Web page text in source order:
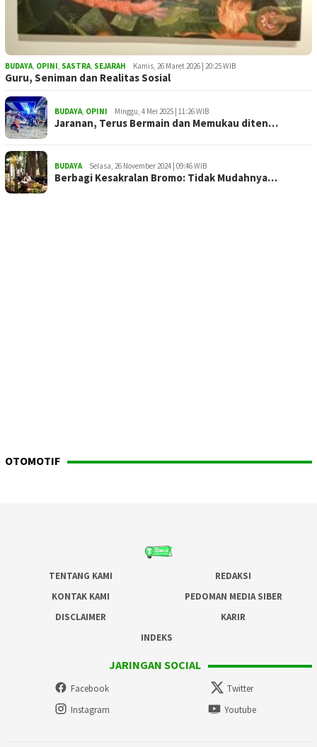
BUDAYA, OPINI, SASTRA, SEJARAH Kamis, 26 Maret 2026 | 20:25 WIB
Guru, Seniman dan Realitas Sosial
BUDAYA, OPINI Minggu, 4 Mei 2025 | 11:26 WIB
Jaranan, Terus Bermain dan Memukau diten…
BUDAYA Selasa, 26 November 2024 | 09:46 WIB
Berbagi Kesakralan Bromo: Tidak Mudahnya…
OTOMOTIF
TENTANG KAMI
REDAKSI
KONTAK KAMI
PEDOMAN MEDIA SIBER
DISCLAIMER
KARIR
INDEKS
JARINGAN SOCIAL
Facebook
Twitter
Instagram
Youtube